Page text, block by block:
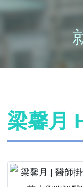
梁馨月